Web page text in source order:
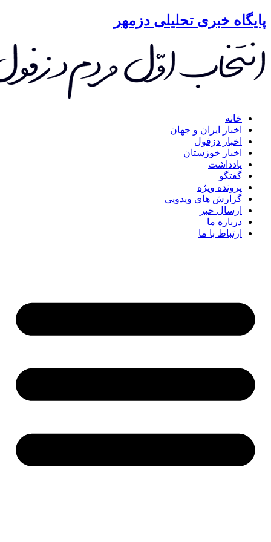
خبری تحلیلی دزمهر
خانه
اخبار ایران و جهان
اخبار دزفول
اخبار خوزستان
یادداشت
گفتگو
پرونده ویژه
گزارش های ویدویی
ارسال خبر
درباره ما
ارتباط با ما